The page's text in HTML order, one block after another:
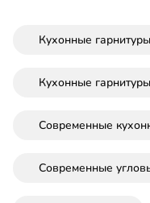
Кухонные
Кухонные гарнитуры
Современные
Современные